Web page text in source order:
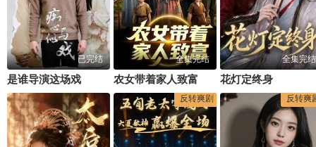
已完结
是谁导演这场戏
全集完结 全集完结
花灯定终身
反转爽剧 反转爽